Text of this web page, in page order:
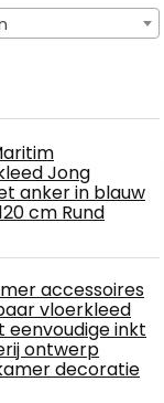
Jong
anker in blauw
cm Rund
accessoires
vloerkleed
eenvoudige inkt
ontwerp
decoratie